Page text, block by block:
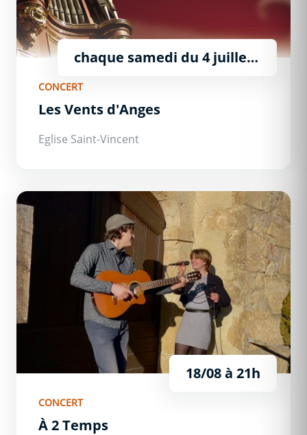
chaque samedi du 4 juillet
CONCERT
Les Vents d'Anges
Eglise Saint-Vincent
À 2 Temps
18/08à 21h
CONCERT
À 2 Temps